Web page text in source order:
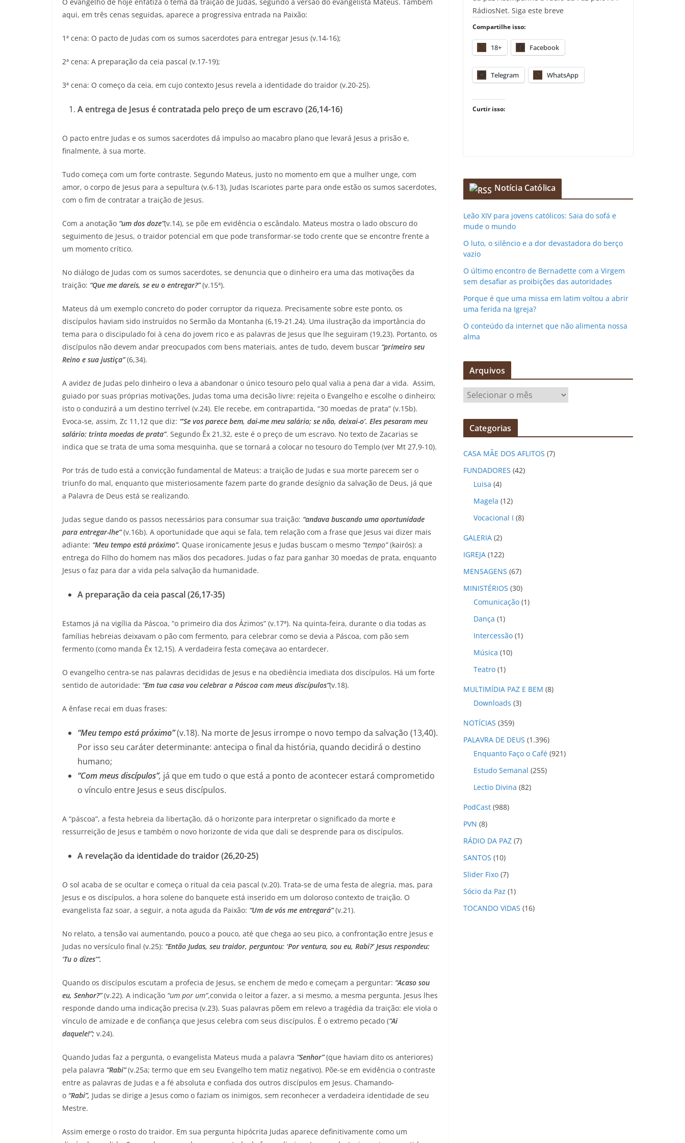
aqui, em três cenas seguidas, aparece a progressiva entrada na Paixão:
1ª cena: O pacto de Judas com os sumos sacerdotes para entregar Jesus (v.14-16);
2ª cena: A preparação da ceia pascal (v.17-19);
3ª cena: O começo da ceia, em cujo contexto Jesus revela a identidade do traidor (v.20-25).
A entrega de Jesus é contratada pelo preço de um escravo (26,14-16)
O pacto entre Judas e os sumos sacerdotes dá impulso ao macabro plano que levará Jesus a prisão e,
finalmente, à sua morte.
Tudo começa com um forte contraste. Segundo Mateus, justo no momento em que a mulher unge, com
amor, o corpo de Jesus para a sepultura (v.6-13), Judas Iscariotes parte para onde estão os sumos sacerdotes,
com o fim de contratar a traição de Jesus.
Com a anotação “um dos doze”(v.14), se põe em evidência o escândalo. Mateus mostra o lado obscuro do
seguimento de Jesus, o traidor potencial em que pode transformar-se todo crente que se encontre frente a
um momento crítico.
No diálogo de Judas com os sumos sacerdotes, se denuncia que o dinheiro era uma das motivações da
traição: “Que me dareis, se eu o entregar?”(v.15ª).
Mateus dá um exemplo concreto do poder corruptor da riqueza. Precisamente sobre este ponto, os
discípulos haviam sido instruídos no Sermão da Montanha (6,19-21.24). Uma ilustração da importância do
tema para o discipulado foi à cena do jovem rico e as palavras de Jesus que lhe seguiram (19,23). Portanto, os
discípulos não devem andar preocupados com bens materiais, antes de tudo, devem buscar “primeiro seu
Reino e sua justiça”(6,34).
A avidez de Judas pelo dinheiro o leva a abandonar o único tesouro pelo qual valia a pena dar a vida. Assim,
guiado por suas próprias motivações, Judas toma uma decisão livre: rejeita o Evangelho e escolhe o dinheiro;
isto o conduzirá a um destino terrível (v.24). Ele recebe, em contrapartida, “30 moedas de prata” (v.15b).
Evoca-se, assim, Zc 11,12 que diz: “’Se vos parece bem, dai-me meu salário; se não, deixai-o’. Eles pesaram meu
salário: trinta moedas de prata”. Segundo Êx 21,32, este é o preço de um escravo. No texto de Zacarias se
indica que se trata de uma soma mesquinha, que se tornará a colocar no tesouro do Templo (ver Mt 27,9-10).
Por trás de tudo está a convicção fundamental de Mateus: a traição de Judas e sua morte parecem ser o
triunfo do mal, enquanto que misteriosamente fazem parte do grande desígnio da salvação de Deus, já que
a Palavra de Deus está se realizando.
Judas segue dando os passos necessários para consumar sua traição: “andava buscando uma oportunidade
para entregar-lhe” (v.16b). A oportunidade que aqui se fala, tem relação com a frase que Jesus vai dizer mais
adiante: “Meu tempo está próximo”. Quase ironicamente Jesus e Judas buscam o mesmo “tempo”(kairós): a
entrega do Filho do homem nas mãos dos pecadores. Judas o faz para ganhar 30 moedas de prata, enquanto
Jesus o faz para dar a vida pela salvação da humanidade.
A preparação da ceia pascal (26,17-35)
Estamos já na vigília da Páscoa, “o primeiro dia dos Ázimos” (v.17ª). Na quinta-feira, durante o dia todas as
famílias hebreias deixavam o pão com fermento, para celebrar como se devia a Páscoa, com pão sem
fermento (como manda Êx 12,15). A verdadeira festa começava ao entardecer.
O evangelho centra-se nas palavras decididas de Jesus e na obediência imediata dos discípulos. Há um forte
sentido de autoridade: “Em tua casa vou celebrar a Páscoa com meus discípulos”(v.18).
A ênfase recai em duas frases:
“Meu tempo está próximo”(v.18). Na morte de Jesus irrompe o novo tempo da salvação (13,40).
Por isso seu caráter determinante: antecipa o final da história, quando decidirá o destino
humano;
“Com meus discípulos”, já que em tudo o que está a ponto de acontecer estará comprometido
o vínculo entre Jesus e seus discípulos.
A “páscoa”, a festa hebreia da libertação, dá o horizonte para interpretar o significado da morte e
ressurreição de Jesus e também o novo horizonte de vida que dali se desprende para os discípulos.
A revelação da identidade do traidor (26,20-25)
O sol acaba de se ocultar e começa o ritual da ceia pascal (v.20). Trata-se de uma festa de alegria, mas, para
Jesus e os discípulos, a hora solene do banquete está inserido em um doloroso contexto de traição. O
evangelista faz soar, a seguir, a nota aguda da Paixão: “Um de vós me entregará” (v.21).
No relato, a tensão vai aumentando, pouco a pouco, até que chega ao seu pico, a confrontação entre Jesus e
Judas no versículo final (v.25): “Então Judas, seu traidor, perguntou: ‘Por ventura, sou eu, Rabi?’ Jesus respondeu:
‘Tu o dizes’”.
Quando os discípulos escutam a profecia de Jesus, se enchem de medo e começam a perguntar: “Acaso sou
eu, Senhor?”(v.22). A indicação “um por um”,convida o leitor a fazer, a si mesmo, a mesma pergunta. Jesus lhes
responde dando uma indicação precisa (v.23). Suas palavras põem em relevo a tragédia da traição: ele viola o
vínculo de amizade e de confiança que Jesus celebra com seus discípulos. É o extremo pecado (“Ai
daquele!”; v.24).
Quando Judas faz a pergunta, o evangelista Mateus muda a palavra “Senhor”(que haviam dito os anteriores)
pela palavra “Rabi”(v.25a; termo que em seu Evangelho tem matiz negativo). Põe-se em evidência o contraste
entre as palavras de Judas e a fé absoluta e confiada dos outros discípulos em Jesus. Chamando-
o “Rabi”, Judas se dirige a Jesus como o faziam os inimigos, sem reconhecer a verdadeira identidade de seu
Mestre.
Assim emerge o rosto do traidor. Em sua pergunta hipócrita Judas aparece definitivamente como um
RádiosNet. Siga este breve
Compartilhe isso:
18+ Facebook
Telegram WhatsApp
Curtir isso:
Notícia Católica
Leão XIV para jovens católicos: Saia do sofá e
mude o mundo
O luto, o silêncio e a dor devastadora do berço
vazio
O último encontro de Bernadette com a Virgem
sem desafiar as proibições das autoridades
Porque é que uma missa em latim voltou a abrir
uma ferida na Igreja?
O conteúdo da internet que não alimenta nossa
alma
Arquivos
r
q
v
o
Categorias
CASA MÃE DOS AFLITOS (7)
FUNDADORES (42)
Luisa (4)
Magela (12)
Vocacional I (8)
GALERIA (2)
IGREJA (122)
MENSAGENS (67)
MINISTÉRIOS (30)
Comunicação (1)
Dança (1)
Intercessão (1)
Música (10)
Teatro (1)
MULTIMÍDIA PAZ E BEM (8)
Downloads (3)
NOTÍCIAS (359)
PALAVRA DE DEUS (1.396)
Enquanto Faço o Café (921)
Estudo Semanal (255)
Lectio Divina (82)
PodCast (988)
PVN (8)
RÁDIO DA PAZ (7)
SANTOS (10)
Slider Fixo (7)
Sócio da Paz (1)
TOCANDO VIDAS (16)